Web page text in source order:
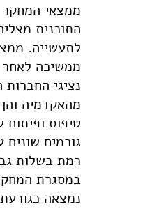
ממצאי המחקר
התוכנית
לתעשייה.
מהאקדמיה
טיפוס
גורמים
רמת בשלות
במסגרת
נמצאה